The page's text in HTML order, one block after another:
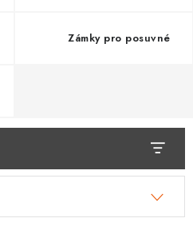
Zámky pro posuvné